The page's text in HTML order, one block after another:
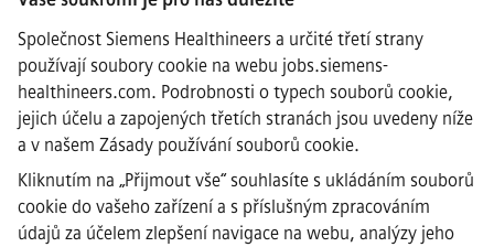
Společnost Siemens Healthineers a určité třetí strany
používají soubory cookie na webu jobs.siemens-
healthineers.com. Podrobnosti o typech souborů cookie,
jejich účelu a zapojených třetích stranách jsou uvedeny níže
a v našem Zásady používání souborů cookie.
Kliknutím na „Přijmout vše“ souhlasíte s ukládáním souborů
cookie do vašeho zařízení a s příslušným zpracováním
údajů za účelem zlepšení navigace na webu, analýzy jeho
Siemens Healthineers AG © 2026·
Často kladené otázky
·
Informace o společnosti
·
Oznámení o ochraně osobních
údajů
·
Upozornění na soubory cookie
·